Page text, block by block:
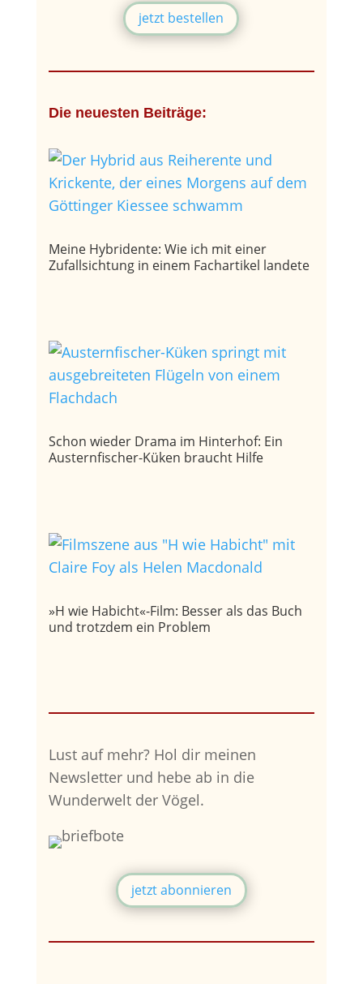
jetzt bestellen
Die neuesten Beiträge:
Meine Hybridente: Wie ich mit einer
Zufallsichtung in einem Fachartikel landete
Schon wieder Drama im Hinterhof: Ein
Austernfischer-Küken braucht Hilfe
»H wie Habicht«-Film: Besser als das Buch
und trotzdem ein Problem
Lust auf mehr? Hol dir meinen
Newsletter und hebe ab in die
Wunderwelt der Vögel.
jetzt abonnieren